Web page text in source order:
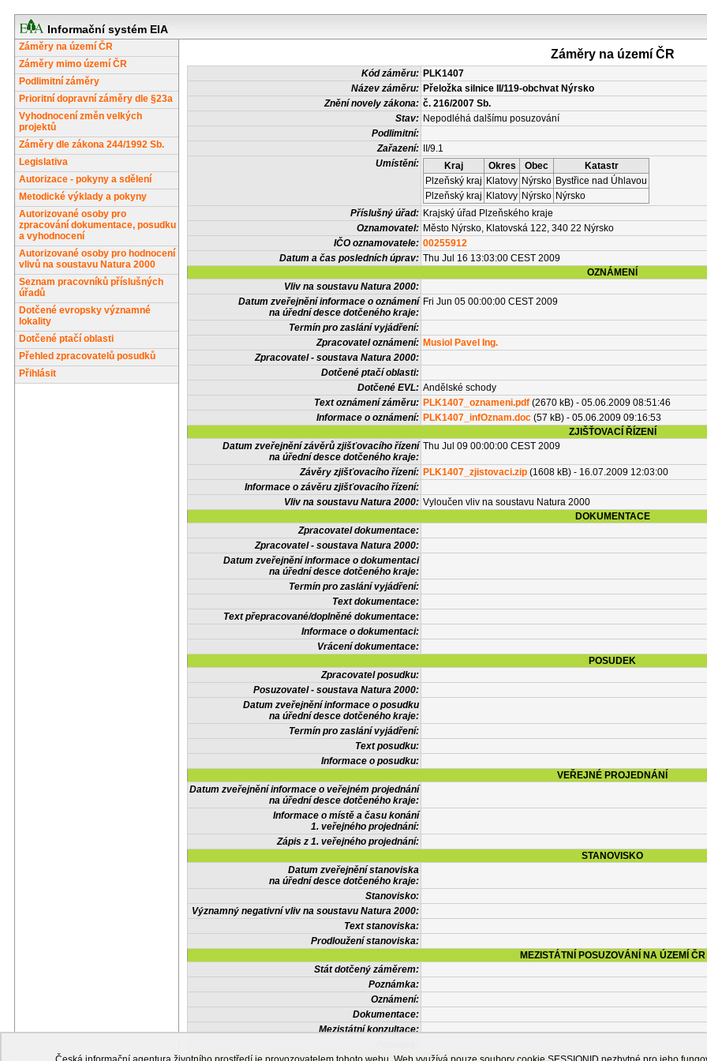
Informační systém EIA
Záměry na území ČR
Záměry mimo území ČR
Podlimitní záměry
Prioritní dopravní záměry dle §23a
Vyhodnocení změn velkých
projektů
Záměry dle zákona 244/1992 Sb.
Legislativa
Autorizace - pokyny a sdělení
Metodické výklady a pokyny
Autorizované osoby pro
zpracování dokumentace, posudku
a vyhodnocení
Autorizované osoby pro hodnocení
vlivů na soustavu Natura 2000
Seznam pracovníků příslušných
úřadů
Dotčené evropsky významné
lokality
Dotčené ptačí oblasti
Přehled zpracovatelů posudků
Přihlásit
Záměry na území ČR
Kód záměru: PLK1407
Název záměru: Přeložka silnice II/119-obchvat Nýrsko
Znění novely zákona: č. 216/2007 Sb.
Stav: Nepodléhá dalšímu posuzování
Podlimitní:
Zařazení:
II/9.1
Umístění:
Kraj Okres Obec
Katastr
Plzeňský kraj Klatovy Nýrsko Bystřice nad Úhlavou
Plzeňský kraj Klatovy Nýrsko Nýrsko
Příslušný úřad: Krajský úřad Plzeňského kraje
Oznamovatel: Město Nýrsko, Klatovská 122, 340 22 Nýrsko
IČO oznamovatele: 00255912
Datum a čas posledních úprav: Thu Jul 16 13:03:00 CEST 2009
OZNÁMENÍ
Vliv na soustavu Natura 2000:
Datum zveřejnění informace o oznámení
na úřední desce dotčeného kraje:
Fri Jun 05 00:00:00 CEST 2009
Termín pro zaslání vyjádření:
Zpracovatel oznámení: Musiol Pavel Ing.
Zpracovatel - soustava Natura 2000:
Dotčené ptačí oblasti:
Dotčené EVL: Andělské schody
Text oznámení záměru: PLK1407_oznameni.pdf (2670 kB) - 05.06.2009 08:51:46
Informace o oznámení: PLK1407_infOznam.doc (57 kB) - 05.06.2009 09:16:53
ZJIŠŤOVACÍ ŘÍZENÍ
Datum zveřejnění závěrů zjišťovacího řízení
na úřední desce dotčeného kraje:
Thu Jul 09 00:00:00 CEST 2009
Závěry zjišťovacího řízení: PLK1407_zjistovaci.zip (1608 kB) - 16.07.2009 12:03:00
Informace o závěru zjišťovacího řízení:
Vliv na soustavu Natura 2000: Vyloučen vliv na soustavu Natura 2000
DOKUMENTACE
Zpracovatel dokumentace:
Zpracovatel - soustava Natura 2000:
Datum zveřejnění informace o dokumentaci
na úřední desce dotčeného kraje:
Termín pro zaslání vyjádření:
Text dokumentace:
Text přepracované/doplněné dokumentace:
Informace o dokumentaci:
Vrácení dokumentace:
POSUDEK
Zpracovatel posudku:
Posuzovatel - soustava Natura 2000:
Datum zveřejnění informace o posudku
na úřední desce dotčeného kraje:
Termín pro zaslání vyjádření:
Text posudku:
Informace o posudku:
VEŘEJNÉ PROJEDNÁNÍ
Datum zveřejnění informace o veřejném projednání
na úřední desce dotčeného kraje:
Informace o místě a času konání
1. veřejného projednání:
Zápis z 1. veřejného projednání:
STANOVISKO
Datum zveřejnění stanoviska
na úřední desce dotčeného kraje:
Stanovisko:
Významný negativní vliv na soustavu Natura 2000:
Text stanoviska:
Prodloužení stanoviska:
MEZISTÁTNÍ POSUZOVÁNÍ NA ÚZEMÍ ČR
Stát dotčený záměrem:
Poznámka:
Oznámení:
Dokumentace:
Mezistátní konzultace:
OSTATNÍ INFORMACE